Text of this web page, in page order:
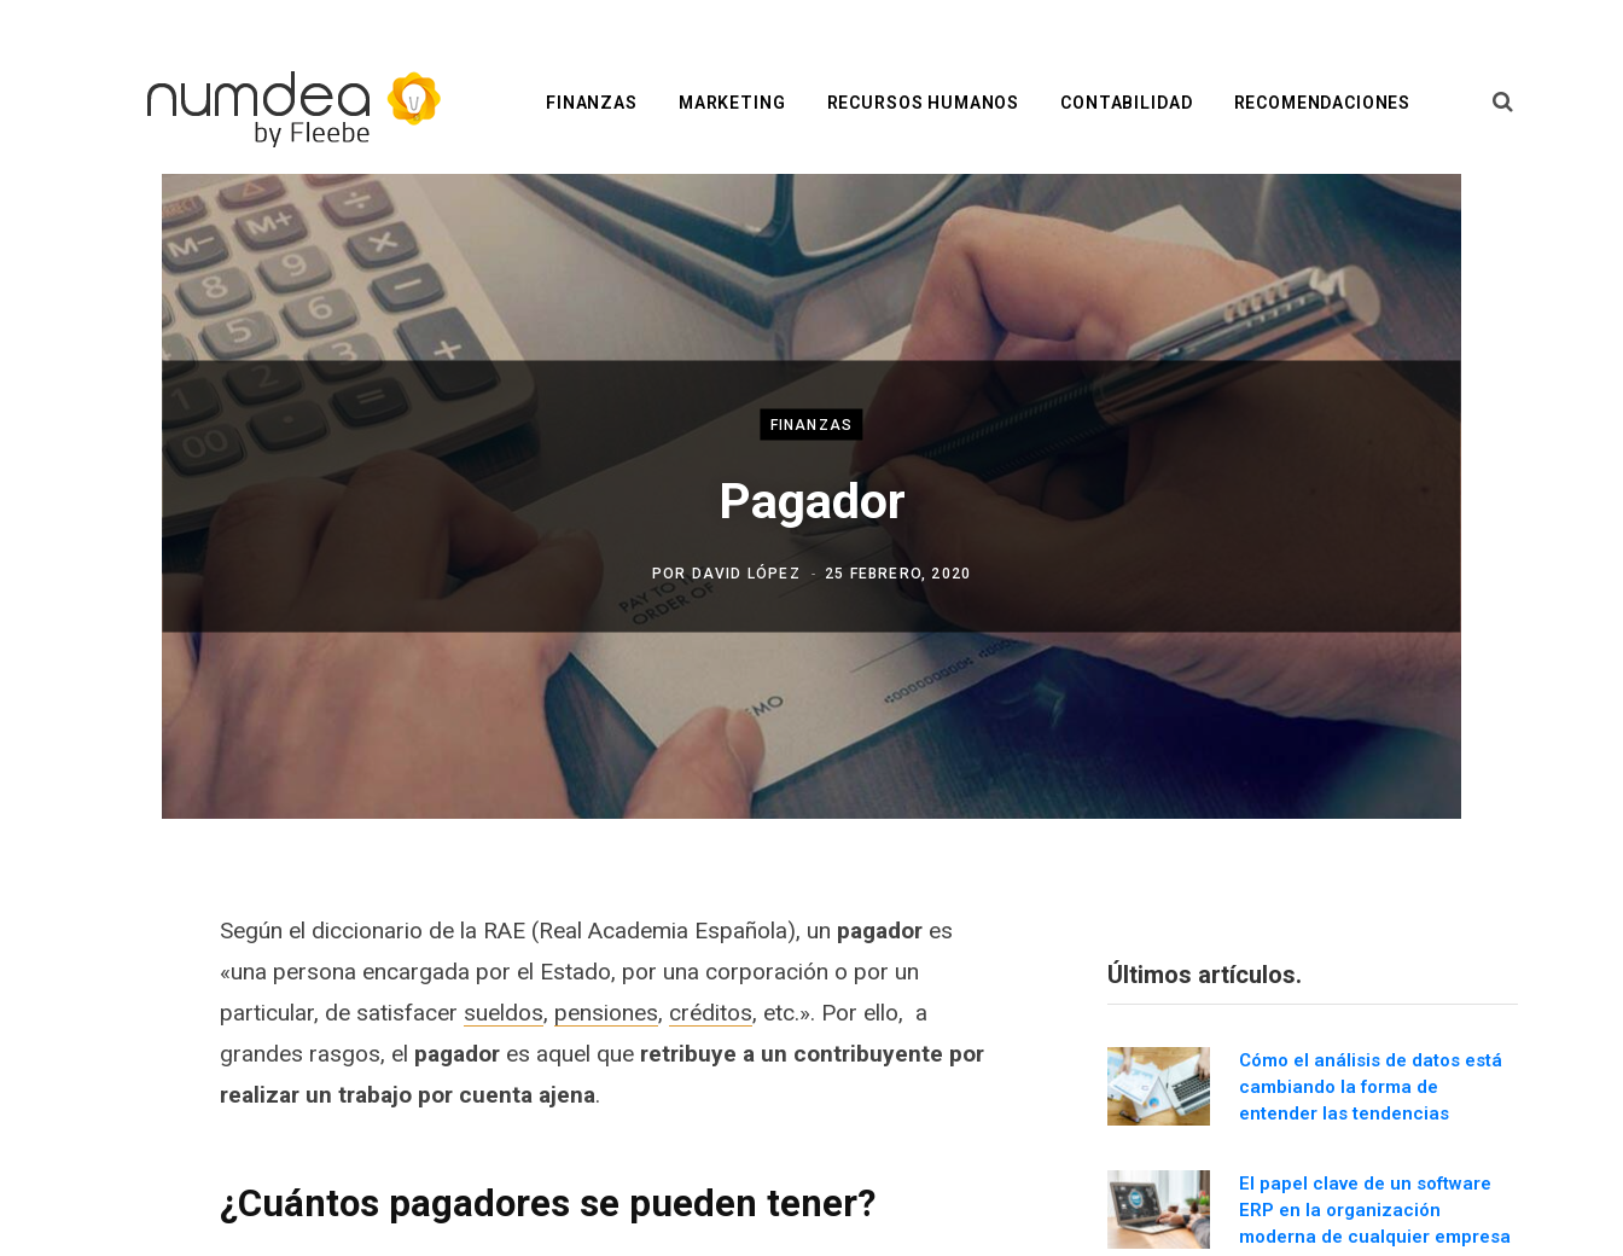
FINANZAS MARKETING RECURSOS HUMANOS CONTABILIDAD RECOMENDACIONES
FINANZAS
Pagador
PORDAVID LÓPEZ 25 FEBRERO, 2020
Según el diccionario de la RAE (Real Academia Española), un pagadores
«una persona encargada por el Estado, por una corporación o por un
particular, de satisfacer sueldos, pensiones, créditos, etc.». Por ello, a
grandes rasgos, el pagadores aquel que retribuye a un contribuyente por
realizar un trabajo por cuenta ajena.
¿Cuántos pagadores se pueden tener?
Últimos artículos.
Cómo el análisis de datos está
cambiando la forma de
entender las tendencias
El papel clave de un software
ERP en la organización
moderna de cualquier empresa